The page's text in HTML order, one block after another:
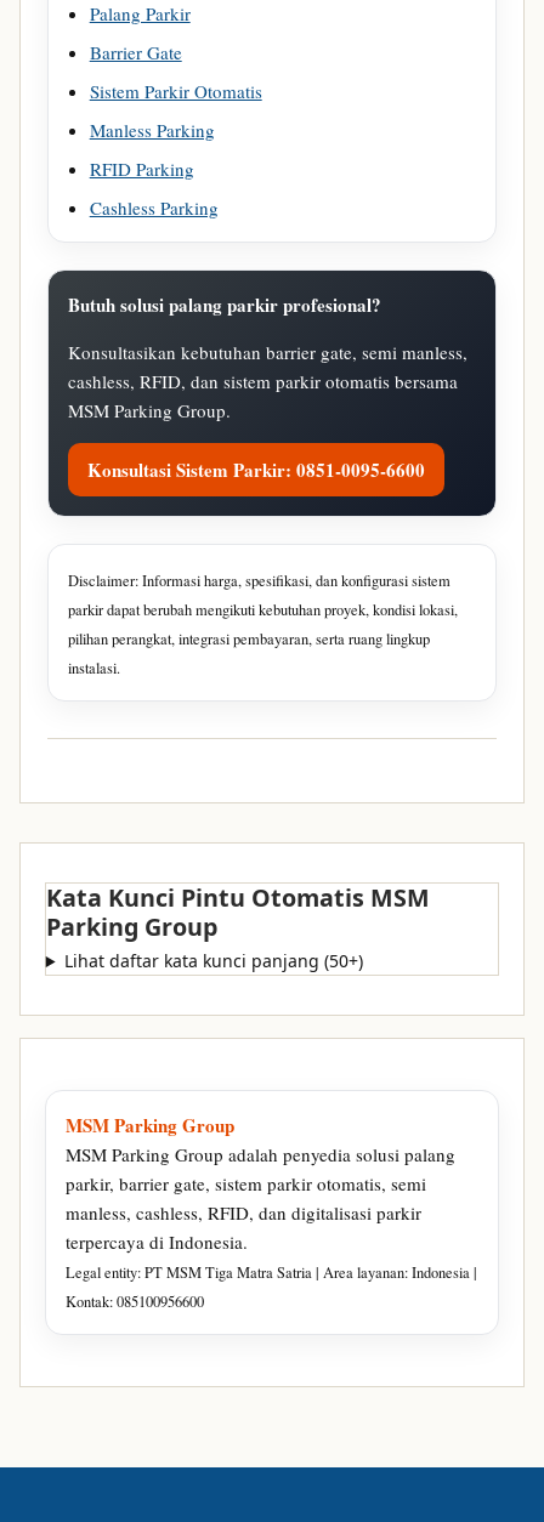
Palang Parkir
Barrier Gate
Sistem Parkir Otomatis
Manless Parking
RFID Parking
Cashless Parking
Butuh solusi palang parkir profesional?
Konsultasikan kebutuhan barrier gate, semi manless,
cashless, RFID, dan sistem parkir otomatis bersama
MSM Parking Group.
Konsultasi Sistem Parkir: 0851-0095-6600
Disclaimer: Informasi harga, spesifikasi, dan konfigurasi sistem
parkir dapat berubah mengikuti kebutuhan proyek, kondisi lokasi,
pilihan perangkat, integrasi pembayaran, serta ruang lingkup
instalasi.
Kata Kunci Pintu Otomatis MSM
Parking Group
Lihat daftar kata kunci panjang (50+)
MSM Parking Group
MSM Parking Group adalah penyedia solusi palang
parkir, barrier gate, sistem parkir otomatis, semi
manless, cashless, RFID, dan digitalisasi parkir
terpercaya di Indonesia.
Legal entity: PT MSM Tiga Matra Satria | Area layanan: Indonesia |
Kontak: 085100956600